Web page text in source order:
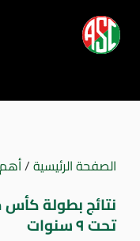
الصفحة الرئيسية/أهم
نتائج بطولة كأس
تحت ٩ سنوات